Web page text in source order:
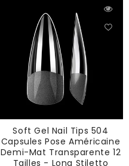
Soft Gel Nail Tips 504
Capsules Pose Américaine
Demi-Mat Transparente 12
Tailles - Long Stiletto